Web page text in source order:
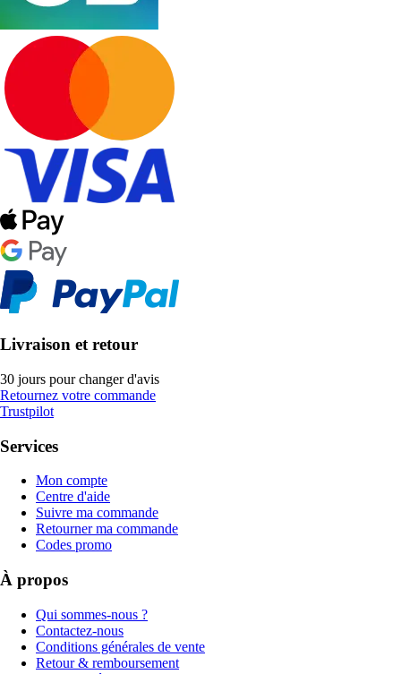
Livraison et retour
30 jours pour changer d'avis
Retournez votre commande
Trustpilot
Services
Mon compte
Centre d'aide
Suivre ma commande
Retourner ma commande
Codes promo
À propos
Qui sommes-nous ?
Contactez-nous
Conditions générales de vente
Retour & remboursement